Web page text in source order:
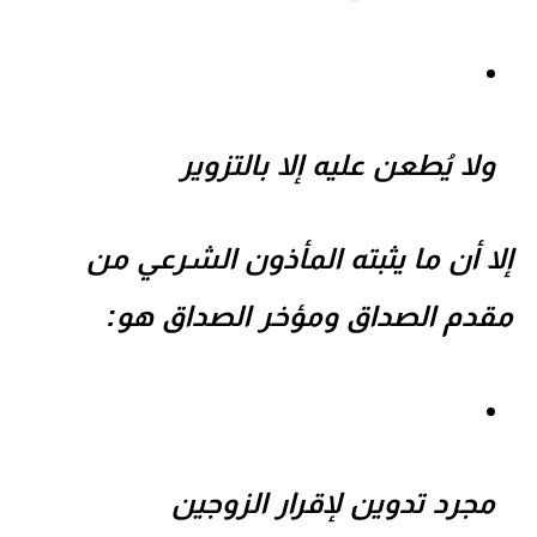
ولا يُطعن عليه إلا بالتزوير
إلا أن ما يثبتهالمأذون الشرعي من
مقدم الصداق ومؤخر الصداق هو:
مجرد تدوين لإقرار الزوجين